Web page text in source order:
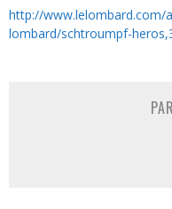
http://www.lelombard.com/
lombard/schtroumpf-